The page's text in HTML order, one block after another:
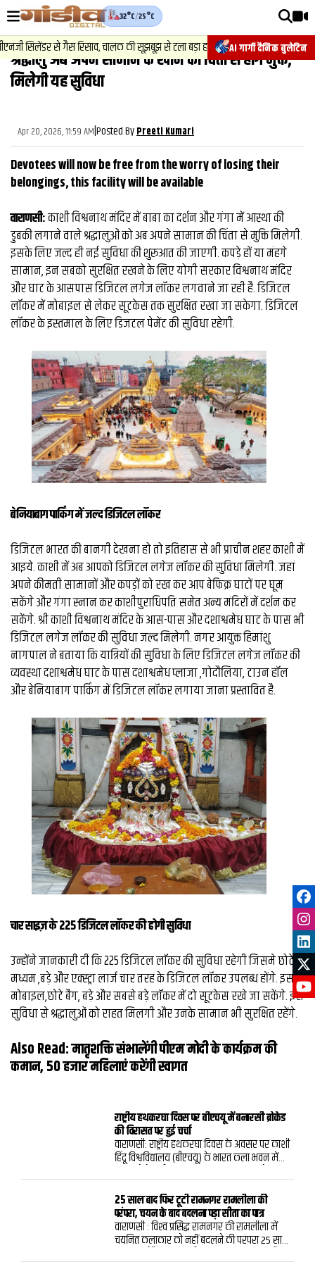
AI गार्गी दैनिक बुलेटिन
32°C/25°C
सिलेंडर से गैस रिसाव, चालक की सूझबूझ से टला बड़ा हादसा. 2.न्यूज़-चेसिस
वीडियोज़
वाराणसी न्यूज़
राजनीति
फिल्मी
साहित्य
संस्कृति
ख़ान पान और जीवनशैली
अंतरराष्ट्रीय
फैक्ट चेक
व्यापार
मौसम
देश
श्रद्धालु अब अपने सामान के खोने की चिंता से होंगे मुक्त,
मिलेेेगी यह सुविधा
Apr 20, 2026, 11:59 AM|Posted ByPreeti Kumari
Devotees will now be free from the worry of losing their
belongings, this facility will be available
वाराणसी:काशी विश्वनाथ मंदिर में बाबा का दर्शन और गंगा में आस्था की
डुबकी लगाने वाले श्रद्धालुओं को अब अपने सामान की चिंता से मुक्ति मिलेगी.
इसके लिए जल्‍द ही नई सुविधा की शुरूआत की जाएगी. कपड़े हों या मंहगे
सामान, इन सबको सुरक्षित रखने के लिए योगी सरकार विश्वनाथ मंदिर
और घाट के आसपास डिजिटल लगेज लॉकर लगवाने जा रही है. डिजिटल
लॉकर में मोबाइल से लेकर सूटकेस तक सुरक्षित रखा जा सकेगा. डिजिटल
लॉकर के इस्तमाल के लिए डिजटल पेमेंट की सुविधा रहेगी.
बेनियाबाग पार्किंग में जल्‍द डिजिटल लॉकर
डिजिटल भारत की बानगी देखना हो तो इतिहास से भी प्राचीन शहर काशी में
आइये. काशी में अब आपको डिजिटल लगेज लॉकर की सुविधा मिलेगी. जहां
अपने कीमती सामानों और कपड़ों को रख कर आप बेफिक्र घाटों पर घूम
सकेंगे और गंगा स्नान कर काशीपुराधिपति समेत अन्य मंदिरों में दर्शन कर
सकेंगे. श्री काशी विश्वनाथ मंदिर के आस-पास और दशाश्वमेध घाट के पास भी
डिजिटल लगेज लॉकर की सुविधा जल्द मिलेगी. नगर आयुक्त हिमांशु
नागपाल ने बताया कि यात्रियों की सुविधा के लिए डिजिटल लगेज लॉकर की
व्यवस्था दशाश्वमेध घाट के पास दशाश्वमेध प्लाजा ,गोदौलिया, टाउन हॉल
और बेनियाबाग पार्किंग में डिजिटल लॉकर लगाया जाना प्रस्तावित है.
चार साइज़ के 225 डिजिटल लॉकर की होगी सुविधा
उन्होंने जानकारी दी कि 225 डिजिटल लॉकर की सुविधा रहेगी जिसमे छोटे,
मध्यम ,बड़े और एक्स्ट्रा लार्ज चार तरह के डिजिटल लॉकर उपलब्ध होंगे. इसमें
मोबाइल,छोटे बैग, बड़े और सबसे बड़े लॉकर में दो सूटकेस रखे जा सकेंगे. इस
सुविधा से श्रद्धालुओं को राहत मिलगी और उनके सामान भी सुरक्षित रहेंगे.
Also Read:मातृशक्ति संभालेंगी पीएम मोदी के कार्यक्रम की
कमान, 50 हजार महिलाएं करेंगी स्‍वागत
राष्ट्रीय हथकरघा दिवस पर बीएचयू में बनारसी ब्रोकेड
की विरासत पर हुई चर्चा
वाराणसी: राष्ट्रीय हथकरघा दिवस के अवसर पर काशी
हिंदू विश्वविद्यालय (बीएचयू) के भारत कला भवन में
बातचीत का आयोजन किया गया। कार्यक्रम में बनारस
के ब्रोकेड और बनारसी वस्त्रों की समृद्ध परंपरा, उनकी
बारीक कारीगरी तथा बदलते दौर में हथकरघा की
प्रासंगिकता पर चर्चा हुई।कार्यक्रम में राष्ट्रीय एवं संत
कबीर पुरस्कार से सम्मानित बुनकर कमालुद्दीन
अंसारी और युवा कलाकार मोहम्मद मुज़म्मिल ने
25 साल बाद फिर टूटी रामनगर रामलीला की
परंपरा, चयन के बाद बदलना पड़ा सीता का पात्र
वाराणसी : विश्‍व प्रसिद्ध रामनगर की रामलीला में
चयनित कलाकार को नहीं बदलने की परंपरा 25 साल